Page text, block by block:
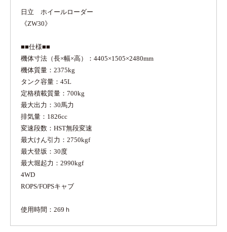
日立 ホイールローダー
《ZW30》
■■仕様■■
機体寸法（長×幅×高）：4405×1505×2480mm
機体質量：2375kg
タンク容量：45L
定格積載質量：700kg
最大出力：30馬力
排気量：1826cc
変速段数：HST無段変速
最大けん引力：2750kgf
最大登坂：30度
最大堀起力：2990kgf
4WD
ROPS/FOPSキャブ
使用時間：269ｈ